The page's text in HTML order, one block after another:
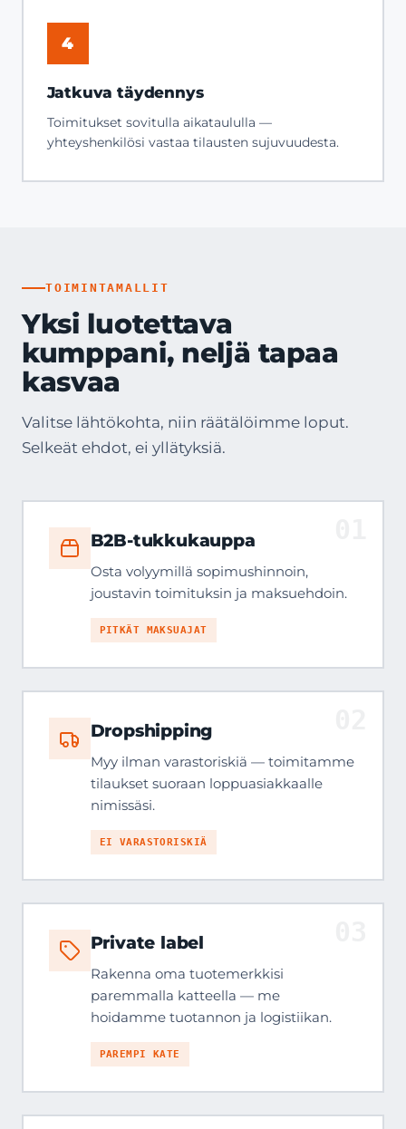
4
Jatkuva täydennys
Toimitukset sovitulla aikataululla —
yhteyshenkilösi vastaa tilausten sujuvuudesta.
TOIMINTAMALLIT
Yksi luotettava
kumppani, neljä tapaa
kasvaa
Valitse lähtökohta, niin räätälöimme loput.
Selkeät ehdot, ei yllätyksiä.
B2B-tukkukauppa
Osta volyymillä sopimushinnoin,
joustavin toimituksin ja maksuehdoin.
PITKÄT MAKSUAJAT
Dropshipping
Myy ilman varastoriskiä — toimitamme
tilaukset suoraan loppuasiakkaalle
nimissäsi.
EI VARASTORISKIÄ
Private label
Rakenna oma tuotemerkkisi
paremmalla katteella — me
hoidamme tuotannon ja logistiikan.
PAREMPI KATE